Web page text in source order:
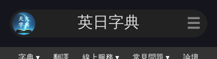
英日字典 ☰
字典 ▾ 翻譯 線上服務 ▾ 常見問題 ▾ 論壇